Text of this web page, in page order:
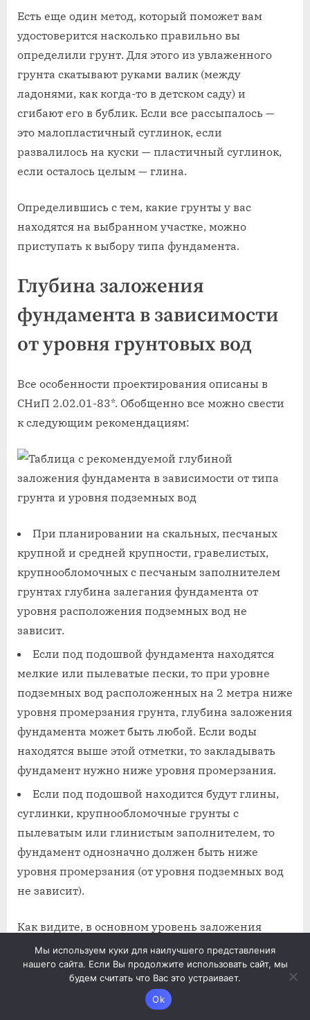
Есть еще один метод, который поможет вам
удостоверится насколько правильно вы
определили грунт. Для этого из увлаженного
грунта скатывают руками валик (между
ладонями, как когда-то в детском саду) и
сгибают его в бублик. Если все рассыпалось —
это малопластичный суглинок, если
развалилось на куски — пластичный суглинок,
если осталось целым — глина.
Определившись с тем, какие грунты у вас
находятся на выбранном участке, можно
приступать к выбору типа фундамента.
Глубина заложения
фундамента в зависимости
от уровня грунтовых вод
Все особенности проектирования описаны в
СНиП 2.02.01-83*. Обобщенно все можно свести
к следующим рекомендациям:
При планировании на скальных, песчаных
крупной и средней крупности, гравелистых,
крупнообломочных с песчаным заполнителем
грунтах глубина залегания фундамента от
уровня расположения подземных вод не
зависит.
Если под подошвой фундамента находятся
мелкие или пылеватые пески, то при уровне
подземных вод расположенных на 2 метра ниже
уровня промерзания грунта, глубина заложения
фундамента может быть любой. Если воды
находятся выше этой отметки, то закладывать
фундамент нужно ниже уровня промерзания.
Если под подошвой находится будут глины,
суглинки, крупнообломочные грунты с
пылеватым или глинистым заполнителем, то
фундамент однозначно должен быть ниже
уровня промерзания (от уровня подземных вод
не зависит).
Как видите, в основном уровень заложения
фундамента фундамента определяется
наличием подземных вод и тем, насколько
сильно промерзают грунты в регионе. Именно
морозное пучение становится причиной
Мы используем куки для наилучшего представления
нашего сайта. Если Вы продолжите использовать сайт, мы
будем считать что Вас это устраивает.
Ok